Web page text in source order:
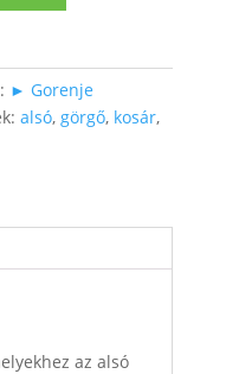
► Gorenje
alsó, görgő, kosár,
az alsó